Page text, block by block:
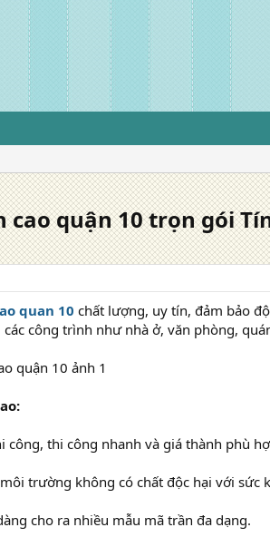
quận 10 trọn gói
quan 10 chất lượng, uy tín, đảm bảo
công trình như nhà ở, văn phòng,
công, thi công nhanh và giá thành phù
trường không có chất độc hại với sức
cho ra nhiều mẫu mã trần đa dạng.